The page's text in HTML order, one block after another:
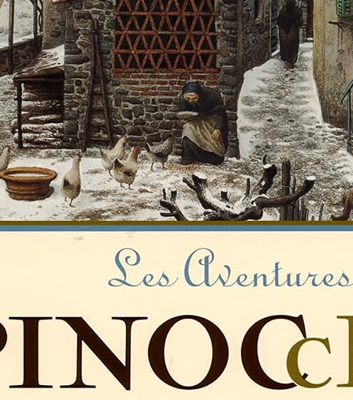
au temps des Pharaons : Une antériorité